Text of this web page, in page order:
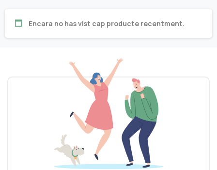
Encara no has vist cap producte recentment.